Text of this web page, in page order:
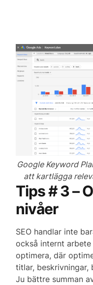
Google Keyword
att kartlägga
Tips # 3 –
nivåer
SEO handlar inte
också internt
optimera, där
titlar, beskrivningar,
Ju bättre summan